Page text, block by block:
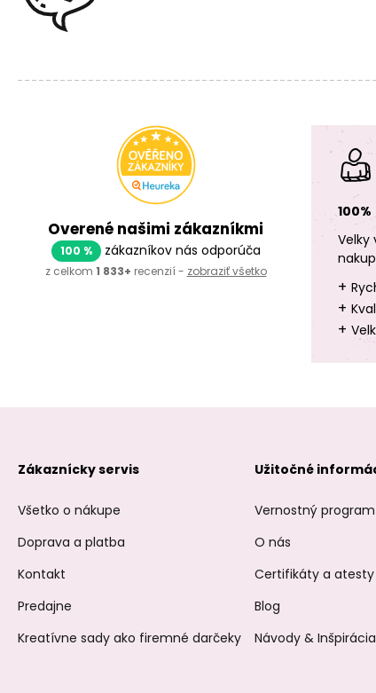
Overené našimi zákazníkmi
100 % zákazníkov nás odporúča
z celkom 1 833+ recenzií - zobraziť všetko
100%
Velky
+
+
+
Zákaznícky servis
Všetko o nákupe
Doprava a platba
Kontakt
Predajne
Kreatívne sady ako firemné darčeky
Užitočné
Vernostný program
O nás
Certifikáty a
Blog
Návody & Inšpirácia